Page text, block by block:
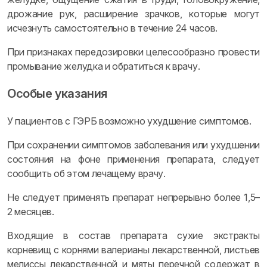
дрожание рук, расширение зрачков, которые могут
исчезнуть самостоятельно в течение 24 часов.
При признаках передозировки целесообразно провести
промывание желудка и обратиться к врачу.
Особые указания
У пациентов с ГЭРБ возможно ухудшение симптомов.
При сохранении симптомов заболевания или ухудшении
состояния на фоне применения препарата, следует
сообщить об этом лечащему врачу.
Не следует применять препарат непрерывно более 1,5–
2 месяцев.
Входящие в состав препарата сухие экстракты
корневищ с корнями валерианы лекарственной, листьев
мелиссы лекарственной и мяты перечной содержат в